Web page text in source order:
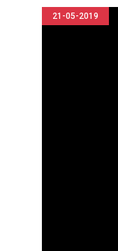
21-05-2019